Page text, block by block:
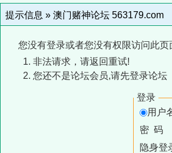
提示信息 » 澳门赌神论坛 563179.com
您没有登录或者您没有权限访问此
非法请求，请返回重试!
您还不是论坛会员,请先登录论坛
登录
用户
密 码
隐身登